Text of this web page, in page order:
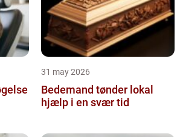
31 may 2026
Bedemand tønder lokal
hjælp i en svær tid